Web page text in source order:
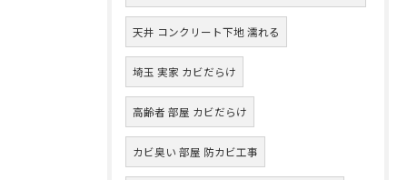
天井 コンクリート下地 濡れる
埼玉 実家 カビだらけ
高齢者 部屋 カビだらけ
カビ臭い 部屋 防カビ工事